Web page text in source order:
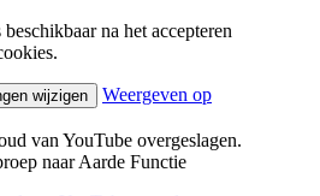
na het accepteren
wijzigen
Weergeven op
van YouTube overgeslagen.
naar Aarde Functie